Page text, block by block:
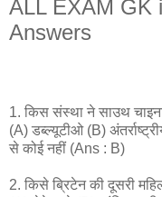
ALL EXAM GK
Answers
1. किस संस्था ने साउथ
(A) डब्ल्यूटीओ (B)
से कोई नहीं (Ans : B)
2. किसे ब्रिटेन की दूसरी